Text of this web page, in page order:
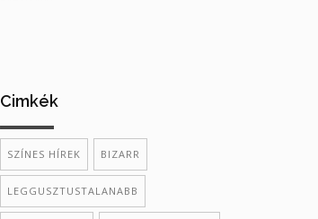
Cimkék
SZÍNES HÍREK BIZARR
LEGGUSZTUSTALANABB